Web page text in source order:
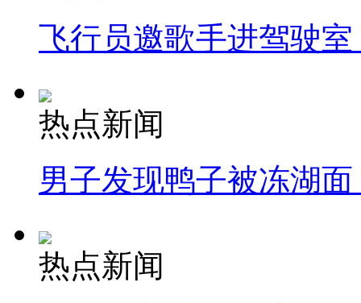
飞行员邀歌手进驾驶
热点新闻
男子发现鸭子被冻湖
热点新闻